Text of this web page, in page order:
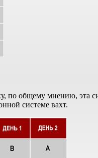
по общему мнению, эта
системе вахт.